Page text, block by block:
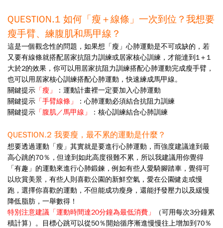
QUESTION.1 如何「瘦＋線條」一次到位？我想要
瘦手臂、練腹肌和馬甲線？
這是一個觀念性的問題，如果想「瘦」心肺運動是不可或缺的，若
又要有線條就搭配居家抗阻力訓練或居家核心訓練，才能達到 1＋ 1
大於2的效果，你可以用居家抗阻力訓練搭配心肺運動完成瘦手臂，
也可以用居家核心訓練搭配心肺運動，快速練成馬甲線。
關鍵提示 「瘦」
：運動計畫裡一定要加入心肺運動
關鍵提示 「手臂線條」
：心肺運動必須結合抗阻力訓練
關鍵提示 「腹肌／馬甲線」 ：核心訓練結合心肺訓練
QUESTION.2 我要瘦，最不累的運動是什麼？
想要透過運動「瘦」其實就是要進行心肺運動，而強度建議達到最
高心跳的70％，但達到如此高度很難不累，所以我建議用你覺得
「有趣」的運動來進行心肺鍛鍊，例如有些人愛騎腳踏車，覺得可
以欣賞美景， 有些人則喜歡公園的新鮮空氣，愛在公園健走或慢
跑，選擇你喜歡的運動，不但能成功瘦身，還能抒發壓力以及緩慢
降低脂肪，一舉數得！
特別注意建議「運動時間達20分鐘為最低消費」 （可用每次3分鐘累
積計算）。目標心跳可以從50％開始循序漸進慢慢往上增加到 70％